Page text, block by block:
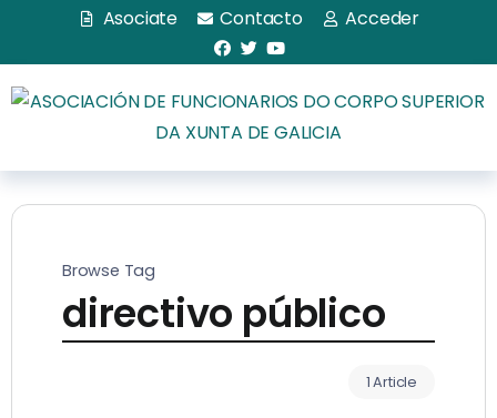
Asociate Contacto Acceder
Browse Tag
directivo público
1 Article